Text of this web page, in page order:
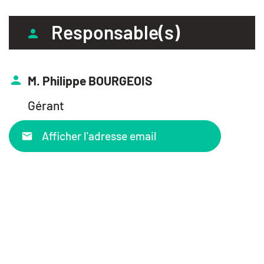
Responsable(s)
M. Philippe BOURGEOIS
Gérant
Afficher l'adresse email